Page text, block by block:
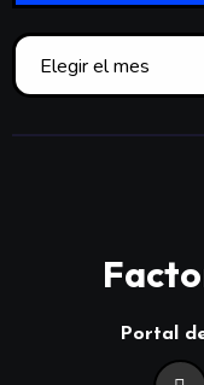
Portal